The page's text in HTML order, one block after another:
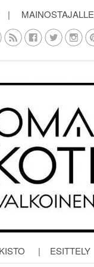
| MAINOSTAJALLE
| ESITTELY